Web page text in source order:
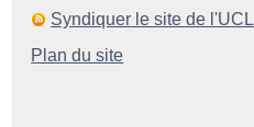
Syndiquer le site de l'UCL
Plan du site